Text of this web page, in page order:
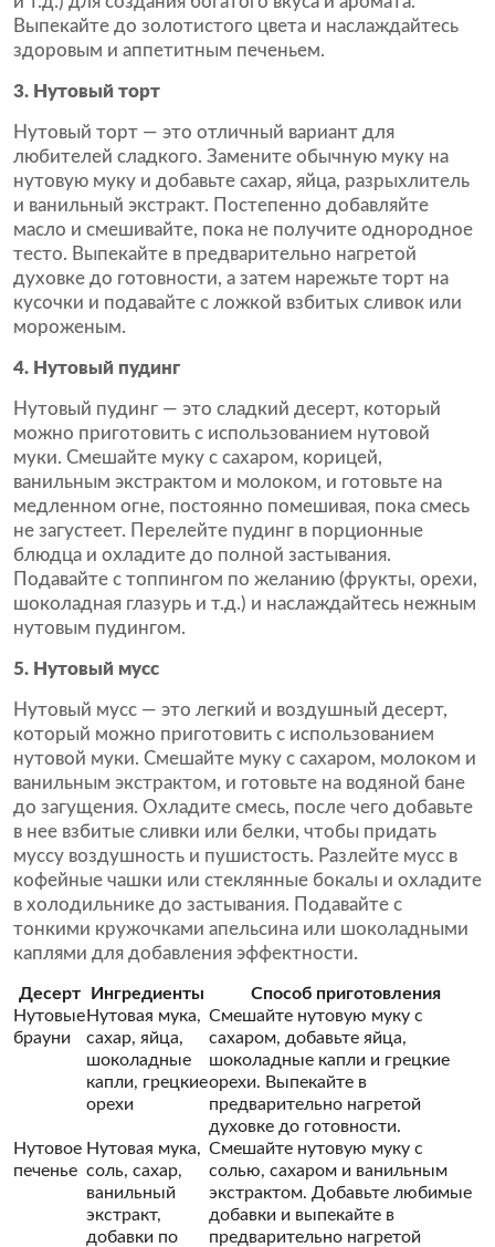
Выпекайте до золотистого цвета и наслаждайтесь
здоровым и аппетитным печеньем.
3. Нутовый торт
Нутовый торт — это отличный вариант для
любителей сладкого. Замените обычную муку на
нутовую муку и добавьте сахар, яйца, разрыхлитель
и ванильный экстракт. Постепенно добавляйте
масло и смешивайте, пока не получите однородное
тесто. Выпекайте в предварительно нагретой
духовке до готовности, а затем нарежьте торт на
кусочки и подавайте с ложкой взбитых сливок или
мороженым.
4. Нутовый пудинг
Нутовый пудинг — это сладкий десерт, который
можно приготовить с использованием нутовой
муки. Смешайте муку с сахаром, корицей,
ванильным экстрактом и молоком, и готовьте на
медленном огне, постоянно помешивая, пока смесь
не загустеет. Перелейте пудинг в порционные
блюдца и охладите до полной застывания.
Подавайте с топпингом по желанию (фрукты, орехи,
шоколадная глазурь и т.д.) и наслаждайтесь нежным
нутовым пудингом.
5. Нутовый мусс
Нутовый мусс — это легкий и воздушный десерт,
который можно приготовить с использованием
нутовой муки. Смешайте муку с сахаром, молоком и
ванильным экстрактом, и готовьте на водяной бане
до загущения. Охладите смесь, после чего добавьте
в нее взбитые сливки или белки, чтобы придать
муссу воздушность и пушистость. Разлейте мусс в
кофейные чашки или стеклянные бокалы и охладите
в холодильнике до застывания. Подавайте с
тонкими кружочками апельсина или шоколадными
каплями для добавления эффектности.
Десерт Ингредиенты
Способ приготовления
Нутовые
брауни
Нутовая мука,
сахар, яйца,
шоколадные
капли, грецкие
орехи
Смешайте нутовую муку с
сахаром, добавьте яйца,
шоколадные капли и грецкие
орехи. Выпекайте в
предварительно нагретой
духовке до готовности.
Нутовое
печенье
Нутовая мука,
соль, сахар,
ванильный
экстракт,
добавки по
Смешайте нутовую муку с
солью, сахаром и ванильным
экстрактом. Добавьте любимые
добавки и выпекайте в
предварительно нагретой